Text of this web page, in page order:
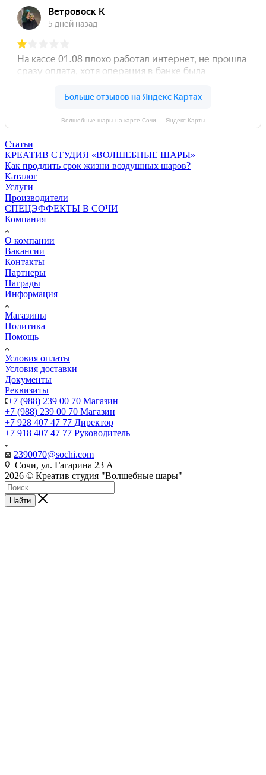
Волшебные шары на карте Сочи — Яндекс Карты
Статьи
КРЕАТИВ СТУДИЯ «ВОЛШЕБНЫЕ ШАРЫ»
Как продлить срок жизни воздушных шаров?
Каталог
Услуги
Производители
СПЕЦЭФФЕКТЫ В СОЧИ
Компания
О компании
Вакансии
Контакты
Партнеры
Награды
Информация
Магазины
Политика
Помощь
Условия оплаты
Условия доставки
Документы
Реквизиты
+7 (988) 239 00 70 Магазин
+7 (988) 239 00 70 Магазин
+7 928 407 47 77 Директор
+7 918 407 47 77 Руководитель
2390070@sochi.com
Сочи, ул. Гагарина 23 А
2026 © Креатив студия "Волшебные шары"
Найти